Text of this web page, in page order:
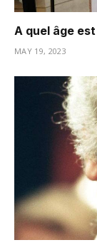
A quel âge
MAY 19, 2023